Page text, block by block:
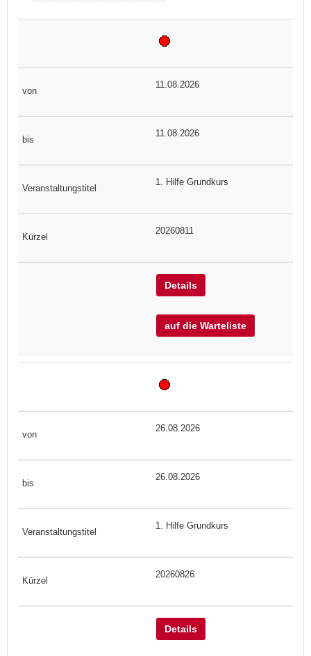
11.08.2026
11.08.2026
1. Hilfe Grundkurs
20260811
Details
auf die Warteliste
26.08.2026
26.08.2026
1. Hilfe Grundkurs
20260826
Details